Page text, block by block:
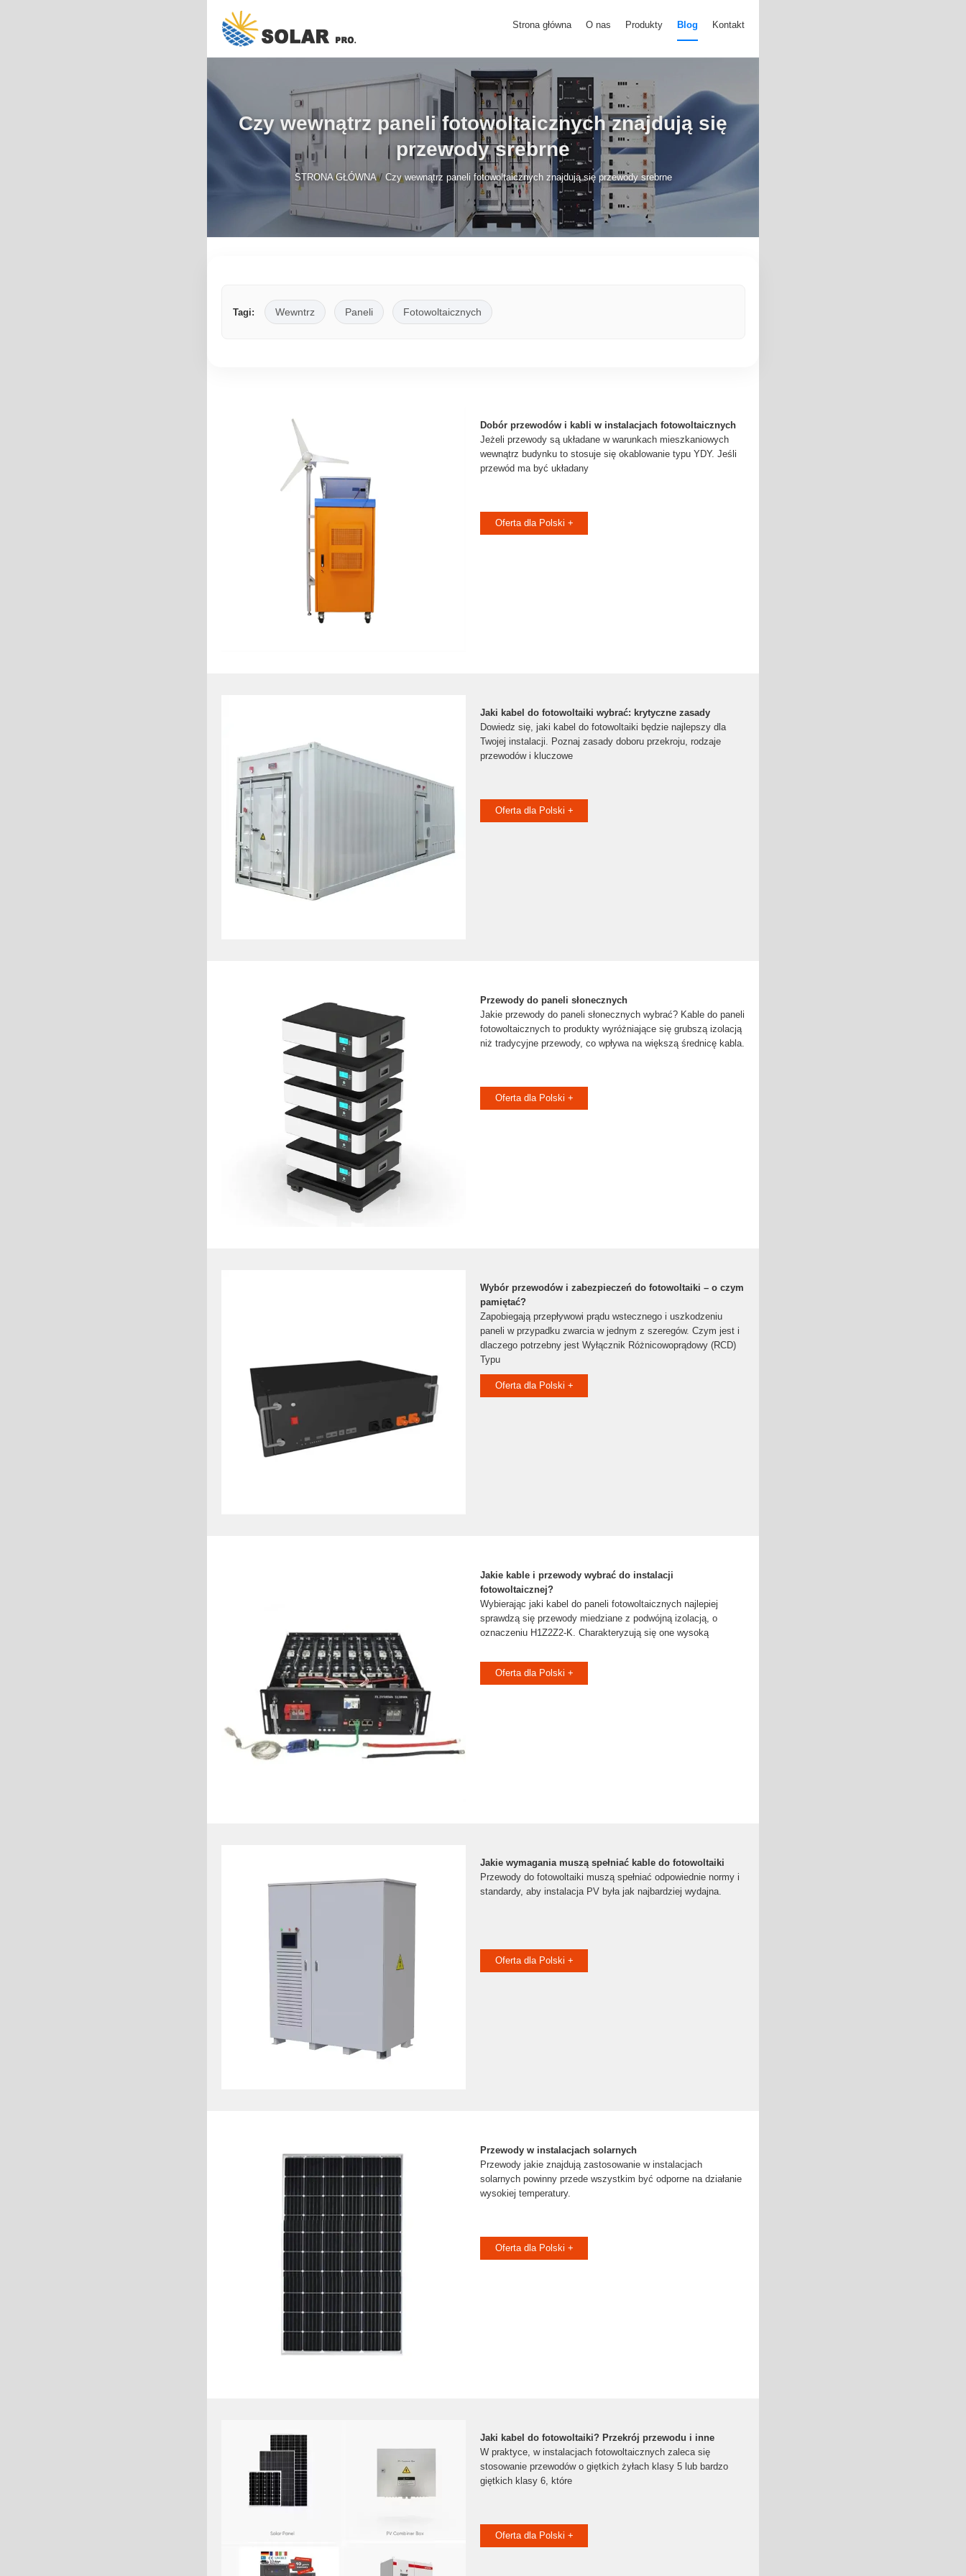
Strona główna O nas Produkty Blog Kontakt
Czy wewnątrz paneli fotowoltaicznych znajdują się
przewody srebrne
STRONA GŁÓWNA/ Czy wewnątrz paneli fotowoltaicznych znajdują się przewody srebrne
Tagi: Wewntrz Paneli Fotowoltaicznych
Dobór przewodów i kabli w instalacjach fotowoltaicznych
Jeżeli przewody są układane w warunkach mieszkaniowych
wewnątrz budynku to stosuje się okablowanie typu YDY. Jeśli
przewód ma być układany
Oferta dla Polski +
Jaki kabel do fotowoltaiki wybrać: krytyczne zasady
Dowiedz się, jaki kabel do fotowoltaiki będzie najlepszy dla
Twojej instalacji. Poznaj zasady doboru przekroju, rodzaje
przewodów i kluczowe
Oferta dla Polski +
Przewody do paneli słonecznych
Jakie przewody do paneli słonecznych wybrać? Kable do paneli
fotowoltaicznych to produkty wyróżniające się grubszą izolacją
niż tradycyjne przewody, co wpływa na większą średnicę kabla.
Oferta dla Polski +
Wybór przewodów i zabezpieczeń do fotowoltaiki – o czym
pamiętać?
Zapobiegają przepływowi prądu wstecznego i uszkodzeniu
paneli w przypadku zwarcia w jednym z szeregów. Czym jest i
dlaczego potrzebny jest Wyłącznik Różnicowoprądowy (RCD)
Typu
Oferta dla Polski +
Jakie kable i przewody wybrać do instalacji
fotowoltaicznej?
Wybierając jaki kabel do paneli fotowoltaicznych najlepiej
sprawdzą się przewody miedziane z podwójną izolacją, o
oznaczeniu H1Z2Z2-K. Charakteryzują się one wysoką
Oferta dla Polski +
Jakie wymagania muszą spełniać kable do fotowoltaiki
Przewody do fotowoltaiki muszą spełniać odpowiednie normy i
standardy, aby instalacja PV była jak najbardziej wydajna.
Oferta dla Polski +
Przewody w instalacjach solarnych
Przewody jakie znajdują zastosowanie w instalacjach
solarnych powinny przede wszystkim być odporne na działanie
wysokiej temperatury.
Oferta dla Polski +
Jaki kabel do fotowoltaiki? Przekrój przewodu i inne
W praktyce, w instalacjach fotowoltaicznych zaleca się
stosowanie przewodów o giętkich żyłach klasy 5 lub bardzo
giętkich klasy 6, które
Oferta dla Polski +